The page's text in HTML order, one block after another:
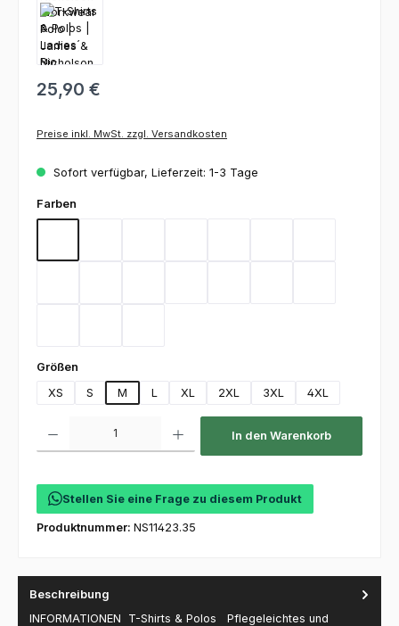
25,90 €
Preise inkl. MwSt. zzgl. Versandkosten
Sofort verfügbar, Lieferzeit: 1-3 Tage
Farben
Größen
XS
S M L XL 2XL 3XL 4XL
In den Warenkorb
Stellen Sie eine Frage zu diesem Produkt
Produktnummer: NS11423.35
Beschreibung
INFORMATIONEN T-Shirts & Polos Pflegeleichtes und